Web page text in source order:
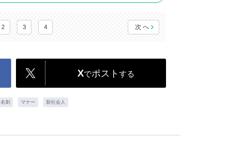
2 3 4 次へ
Xでポスト する
名刺 マナー 新社会人